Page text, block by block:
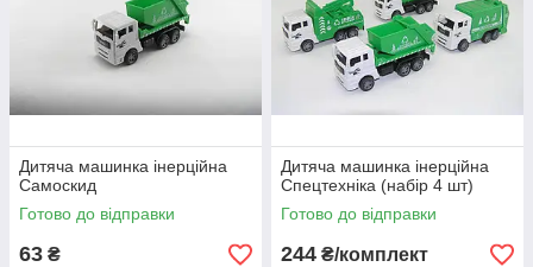
Дитяча машинка інерційна
Самоскид
Готово до відправки
63 ₴
Дитяча машинка інерційна
Спецтехніка (набір 4 шт)
Готово до відправки
244 ₴/комплект